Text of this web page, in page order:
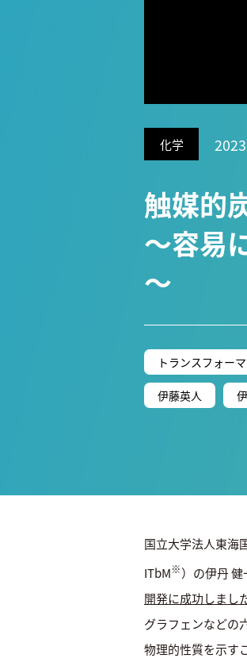
化学
触媒的
～容易
～
トランスフォー
伊藤英人
国立大学法人東海
ITbM※）の伊丹 健
開発に成功しました
グラフェンなどの
物理的性質を示す